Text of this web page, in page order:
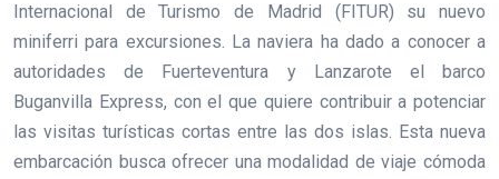
Internacional de Turismo de Madrid (FITUR) su nuevo
miniferri para excursiones. La naviera ha dado a conocer a
autoridades de Fuerteventura y Lanzarote el barco
Buganvilla Express, con el que quiere contribuir a potenciar
las visitas turísticas cortas entre las dos islas. Esta nueva
embarcación busca ofrecer una modalidad de viaje cómoda